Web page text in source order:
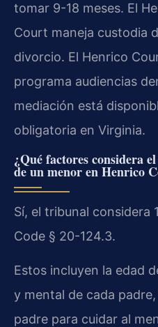
tomar 9-18 meses. El
Court maneja custodia
divorcio. El Henrico
programa audiencias
mediación está
obligatoria en Virginia.
¿Qué factores considera
de un menor en Henrico
Sí, el tribunal considera
Code § 20-124.3.
Estos incluyen la edad
y mental de cada
padre para cuidar al